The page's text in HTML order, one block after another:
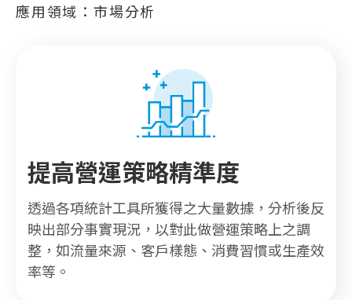
應用領域：市場分析
提高營運策略精準度
透過各項統計工具所獲得之大量數據，分析後反
映出部分事實現況，以對此做營運策略上之調
整，如流量來源、客戶樣態、消費習慣或生產效
率等。